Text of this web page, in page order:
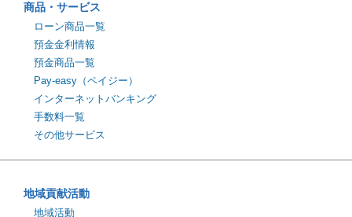
商品・サービス
ローン商品一覧
預金金利情報
預金商品一覧
Pay-easy（ペイジー）
インターネットバンキング
手数料一覧
その他サービス
地域貢献活動
地域活動